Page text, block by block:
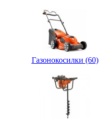
Газонокосилки (60)